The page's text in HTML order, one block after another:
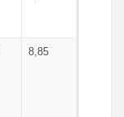
8,85